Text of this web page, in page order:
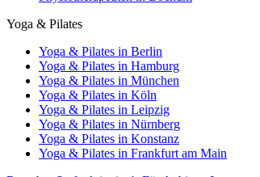
Yoga & Pilates
Yoga & Pilates in Berlin
Yoga & Pilates in Hamburg
Yoga & Pilates in München
Yoga & Pilates in Köln
Yoga & Pilates in Leipzig
Yoga & Pilates in Nürnberg
Yoga & Pilates in Konstanz
Yoga & Pilates in Frankfurt am Main